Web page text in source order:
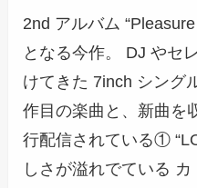
2nd アルバム
となる今作。 DJ やセ
けてきた 7inch シング
作目の楽曲と、新曲を
行配信されている①
しさが溢れでている カ